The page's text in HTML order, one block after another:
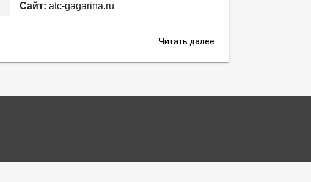
Сайт: atc-gagarina.ru
Читать далее